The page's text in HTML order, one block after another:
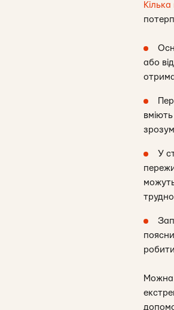
або
У
Можна